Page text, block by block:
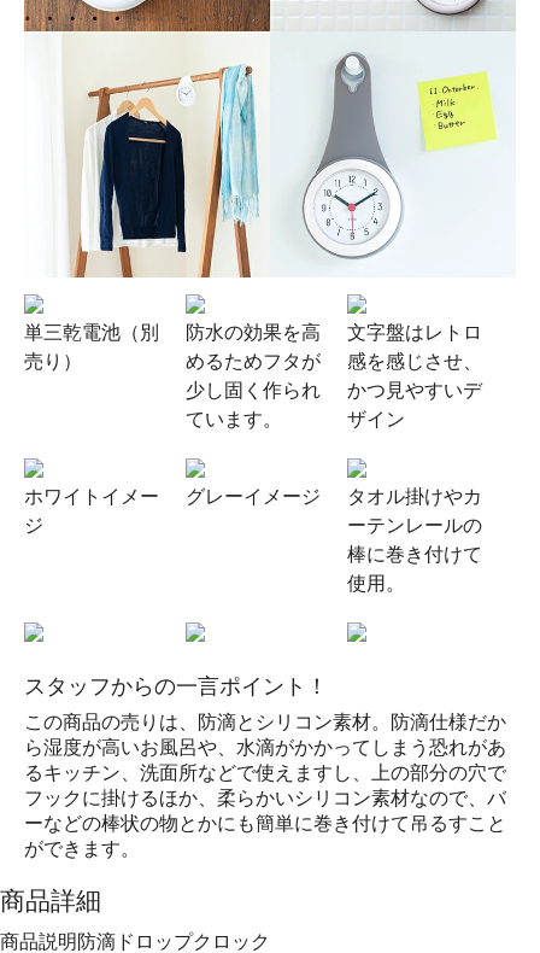
単三乾電池（別
売り）
防水の効果を高
めるためフタが
少し固く作られ
ています。
文字盤はレトロ
感を感じさせ、
かつ見やすいデ
ザイン
ホワイトイメー
ジ
グレーイメージ
タオル掛けやカ
ーテンレールの
棒に巻き付けて
使用。
スタッフからの一言ポイント！
この商品の売りは、防滴とシリコン素材。防滴仕様だか
ら湿度が高いお風呂や、水滴がかかってしまう恐れがあ
るキッチン、洗面所などで使えますし、上の部分の穴で
フックに掛けるほか、柔らかいシリコン素材なので、バ
ーなどの棒状の物とかにも簡単に巻き付けて吊るすこと
ができます。
商品詳細
商品説明 防滴ドロップクロック